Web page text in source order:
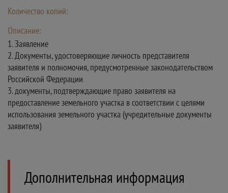
Количество копий:
Описание:
1. Заявление
2. Документы, удостоверяющие личность представителя
заявителя и полномочия, предусмотренные законодательством
Российской Федерации
3. документы, подтверждающие право заявителя на
предоставление земельного участка в соответствии с целями
использования земельного участка (учредительные документы
заявителя)
Дополнительная информация